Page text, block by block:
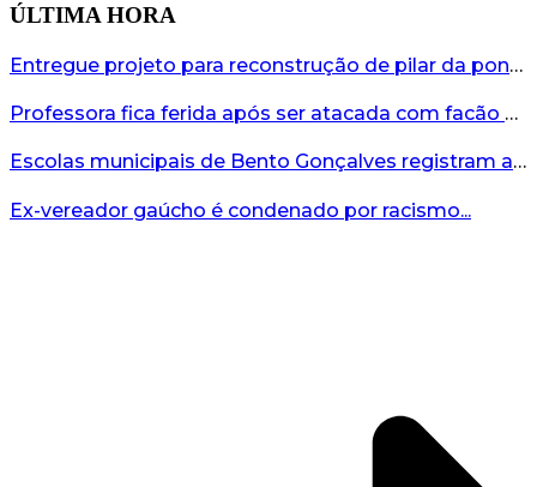
ÚLTIMA HORA
Entregue projeto para reconstrução de pilar da ponte entre Encantado e Muçum...
Professora fica ferida após ser atacada com facão por aluno no interior do RS...
Escolas municipais de Bento Gonçalves registram avanço no IDEB 2025...
Ex-vereador gaúcho é condenado por racismo...